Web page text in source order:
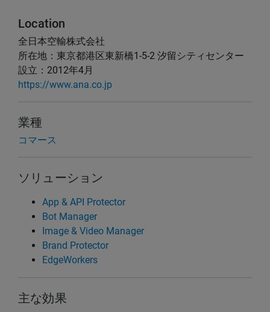
Location
全日本空輸株式会社
所在地：東京都港区東新橋1-5-2 汐留シティセンター
設立：2012年4月
https://www.ana.co.jp
業種
コマース
ソリューション
App & API Protector
Bot Manager
Image & Video Manager
Brand Protector
EdgeWorkers
主な効果